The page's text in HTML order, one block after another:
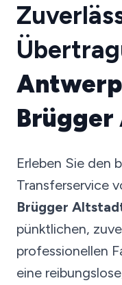
Erleben Sie den
Transferservice
Brügger
pünktlichen,
professionellen
eine